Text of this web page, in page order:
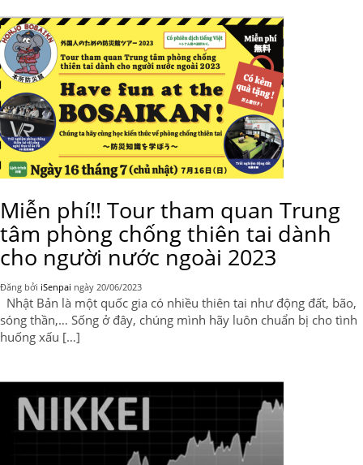
Miễn phí!! Tour tham quan Trung
tâm phòng chống thiên tai dành
cho người nước ngoài 2023
Đăng bởi iSenpai ngày 20/06/2023
Nhật Bản là một quốc gia có nhiều thiên tai như động đất, bão,
sóng thần,… Sống ở đây, chúng mình hãy luôn chuẩn bị cho tình
huống xấu […]